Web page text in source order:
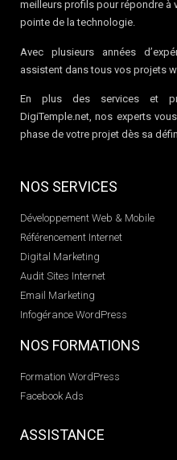
meilleurs profils pour répondre à
pointe de la technologie.
Avec plusieurs années
assistent dans tous vos projets
En plus des services et
DigiTemple.net, nos experts
phase de votre projet dès sa
NOS SERVICES
Développement Web & Mobile
Référencement Internet
Digital Marketing
Audit Sites Internet
Email Marketing
Infogérance WordPress
NOS FORMATIONS
Formation WordPress
Facebook Ads
ASSISTANCE